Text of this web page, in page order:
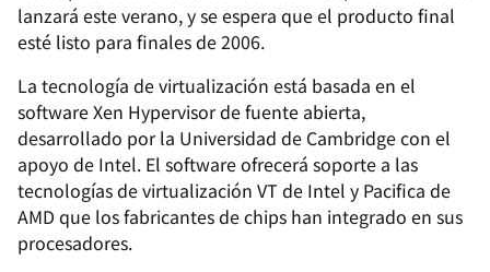
lanzará este verano, y se espera que el producto final
esté listo para finales de 2006.
La tecnología de virtualización está basada en el
software Xen Hypervisor de fuente abierta,
desarrollado por la Universidad de Cambridge con el
apoyo de Intel. El software ofrecerá soporte a las
tecnologías de virtualización VT de Intel y Pacifica de
AMD que los fabricantes de chips han integrado en sus
procesadores.